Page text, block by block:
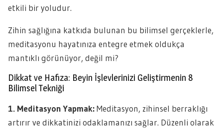
etkili bir yoludur.
Zihin sağlığına katkıda bulunan bu bilimsel gerçeklerle,
meditasyonu hayatınıza entegre etmek oldukça
mantıklı görünüyor, değil mi?
Dikkat ve Hafıza: Beyin İşlevlerinizi Geliştirmenin 8
Bilimsel Tekniği
1. Meditasyon Yapmak:Meditasyon, zihinsel berraklığı
artırır ve dikkatinizi odaklamanızı sağlar. Düzenli olarak